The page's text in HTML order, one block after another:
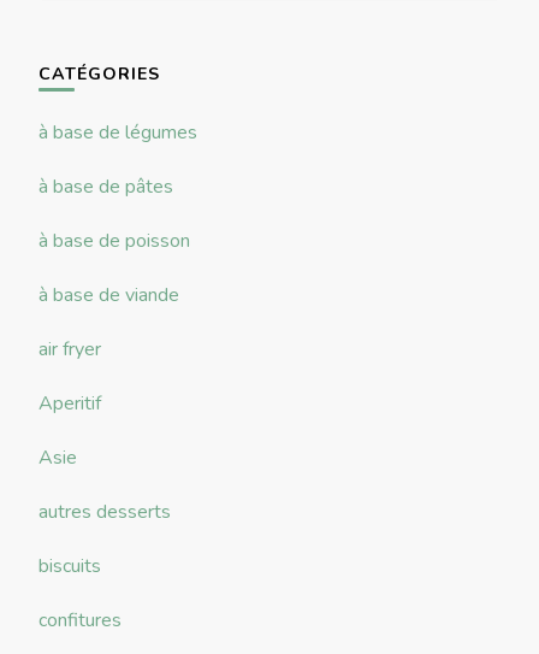
CATÉGORIES
à base de légumes
à base de pâtes
à base de poisson
à base de viande
air fryer
Aperitif
Asie
autres desserts
biscuits
confitures